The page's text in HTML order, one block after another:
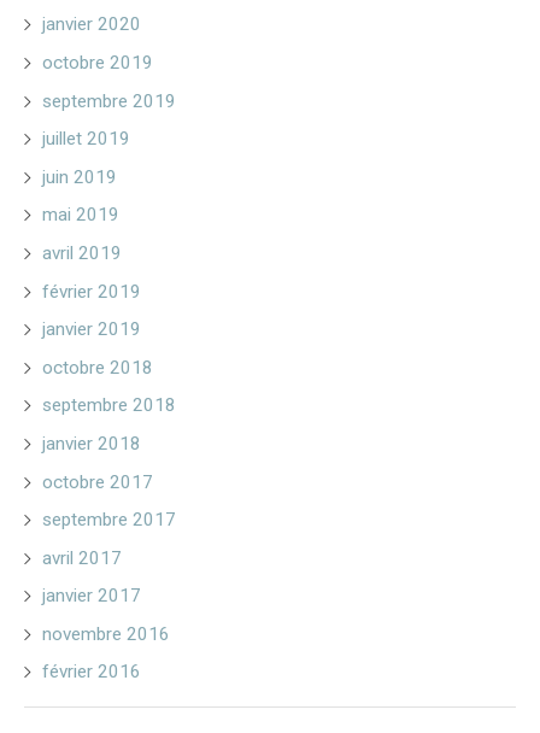
janvier 2020
octobre 2019
septembre 2019
juillet 2019
juin 2019
mai 2019
avril 2019
février 2019
janvier 2019
octobre 2018
septembre 2018
janvier 2018
octobre 2017
septembre 2017
avril 2017
janvier 2017
novembre 2016
février 2016